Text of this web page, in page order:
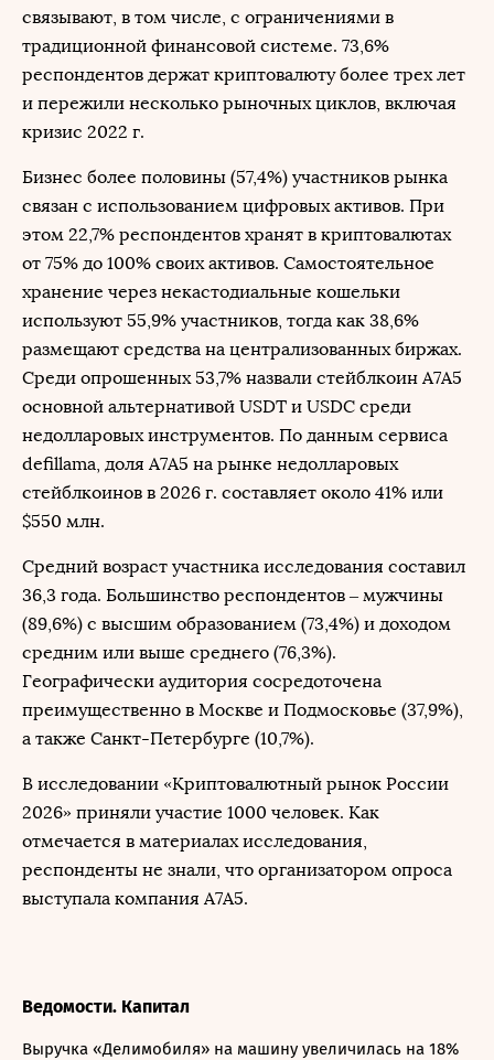
связывают, в том числе, с ограничениями в
традиционной финансовой системе. 73,6%
респондентов держат криптовалюту более трех лет
и пережили несколько рыночных циклов, включая
кризис 2022 г.
Бизнес более половины (57,4%) участников рынка
связан с использованием цифровых активов. При
этом 22,7% респондентов хранят в криптовалютах
от 75% до 100% своих активов. Самостоятельное
хранение через некастодиальные кошельки
используют 55,9% участников, тогда как 38,6%
размещают средства на централизованных биржах.
Среди опрошенных 53,7% назвали стейблкоин A7A5
основной альтернативой USDT и USDC среди
недолларовых инструментов. По данным сервиса
defillama, доля A7A5 на рынке недолларовых
стейблкоинов в 2026 г. составляет около 41% или
$550 млн.
Средний возраст участника исследования составил
36,3 года. Большинство респондентов – мужчины
(89,6%) с высшим образованием (73,4%) и доходом
средним или выше среднего (76,3%).
Географически аудитория сосредоточена
преимущественно в Москве и Подмосковье (37,9%),
а также Санкт-Петербурге (10,7%).
В исследовании «Криптовалютный рынок России
2026» приняли участие 1000 человек. Как
отмечается в материалах исследования,
респонденты не знали, что организатором опроса
выступала компания A7A5.
Ведомости. Капитал
Выручка «Делимобиля» на машину увеличилась на 18%